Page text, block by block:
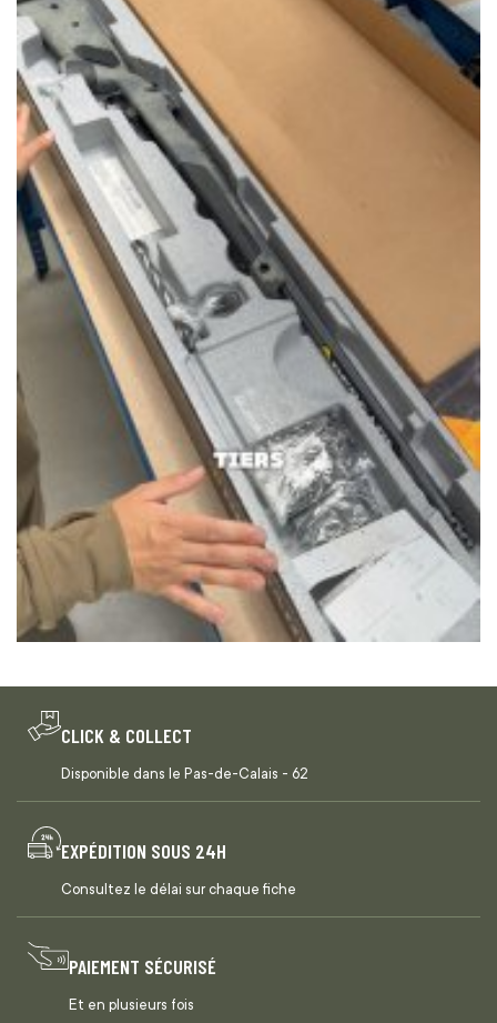
CLICK & COLLECT
Disponible dans le Pas-de-Calais - 62
EXPÉDITION SOUS 24H
Consultez le délai sur chaque fiche
PAIEMENT SÉCURISÉ
Et en plusieurs fois